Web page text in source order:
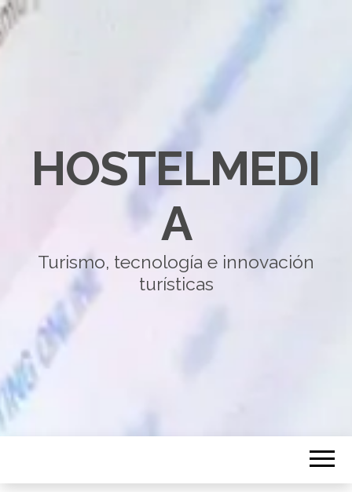
HOSTELMEDI
A
Turismo, tecnología e innovación
turísticas